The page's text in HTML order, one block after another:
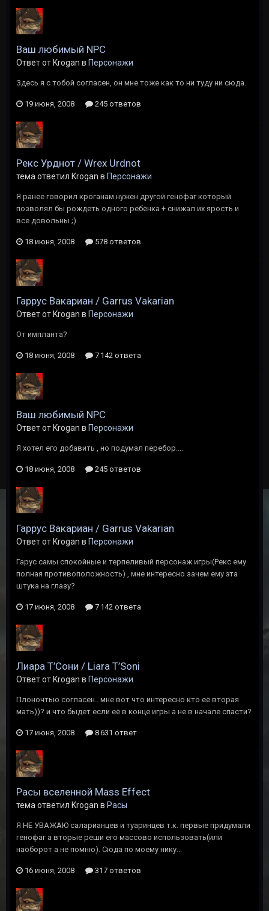
Ваш любимый NPC
Ответ от Krogan в Персонажи
Здесь я с тобой согласен, он мне тоже как то ни туду ни сюда.
19 июня, 2008 245 ответов
Рекс Урднот / Wrex Urdnot
тема ответил Krogan в Персонажи
Я ранее говорил кроганам нужен другой генофаг который
позволял бы рождеть одного ребёнка + снижал их ярость и
все довольны ;)
18 июня, 2008 578 ответов
Гаррус Вакариан / Garrus Vakarian
Ответ от Krogan в Персонажи
От импланта?
18 июня, 2008 7 142 ответа
Ваш любимый NPC
Ответ от Krogan в Персонажи
Я хотел его добавить , но подумал перебор....
18 июня, 2008 245 ответов
Гаррус Вакариан / Garrus Vakarian
Ответ от Krogan в Персонажи
Гарус самы спокойные и терпеливый персонаж игры(Рекс ему
полная противоположность) , мне интересно зачем ему эта
штука на глазу?
17 июня, 2008 7 142 ответа
Лиара Т’Сони / Liara T’Soni
Ответ от Krogan в Персонажи
Плоночтью согласен.. мне вот что интересно кто её вторая
мать))? и что быдет если её в конце игры а не в начале спасти?
17 июня, 2008 8 631 ответ
Расы вселенной Mass Effect
тема ответил Krogan в Расы
Я НЕ УВАЖАЮ саларианцев и туаринцев т.к. первые придумали
генофаг а вторые реши его массово использовать(или
наоборот а не помню). Сюда по моему нику...
16 июня, 2008 317 ответов